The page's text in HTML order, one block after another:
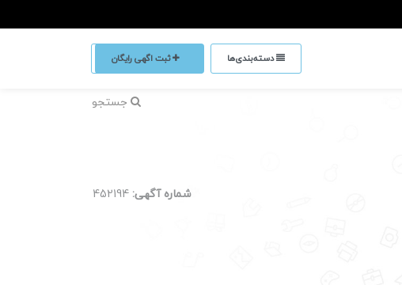
دسته‌بندی‌ها ثبت اگهی رایگان
جستجو
شماره آگهی: 452194